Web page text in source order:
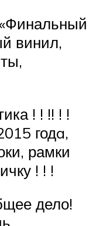
винил,
! ! !! ! !
годa,
рамки
! ! !
дело!